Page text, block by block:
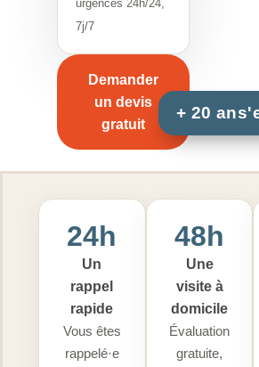
urgences 24h/24,
7j/7
Demander
un devis
gratuit
24h
Un
rappel
rapide
Vous êtes
rappelé·e
48h
Une
visite à
domicile
Évaluation
gratuite,